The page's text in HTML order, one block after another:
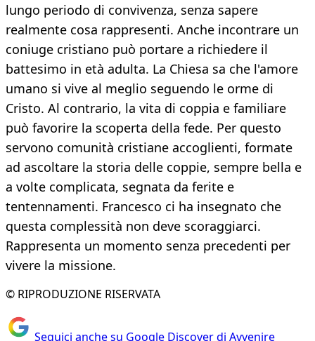
lungo periodo di convivenza, senza sapere
realmente cosa rappresenti. Anche incontrare un
coniuge cristiano può portare a richiedere il
battesimo in età adulta. La Chiesa sa che l'amore
umano si vive al meglio seguendo le orme di
Cristo. Al contrario, la vita di coppia e familiare
può favorire la scoperta della fede. Per questo
servono comunità cristiane accoglienti, formate
ad ascoltare la storia delle coppie, sempre bella e
a volte complicata, segnata da ferite e
tentennamenti. Francesco ci ha insegnato che
questa complessità non deve scoraggiarci.
Rappresenta un momento senza precedenti per
vivere la missione.
© RIPRODUZIONE RISERVATA
Seguici anche su Google Discover di Avvenire